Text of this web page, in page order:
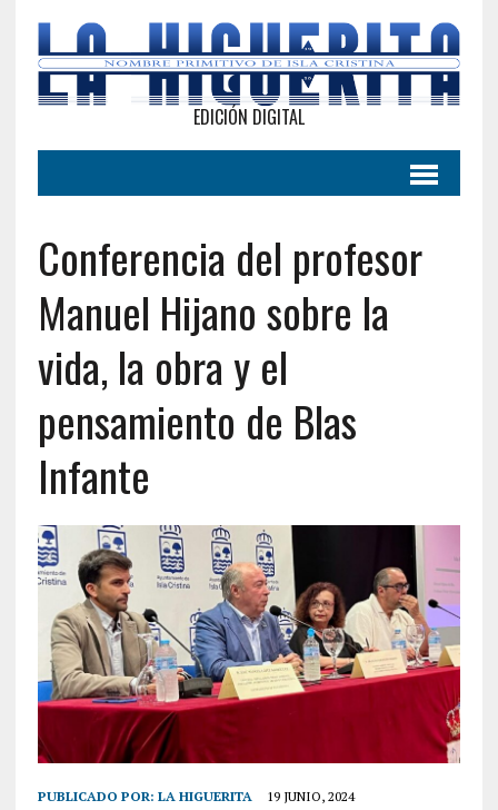
EDICIÓN DIGITAL
Conferencia del profesor
Manuel Hijano sobre la
vida, la obra y el
pensamiento de Blas
Infante
PUBLICADO POR: LA HIGUERITA 19 JUNIO, 2024